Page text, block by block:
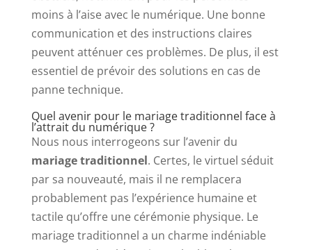
moins à l’aise avec le numérique. Une bonne
communication et des instructions claires
peuvent atténuer ces problèmes. De plus, il est
essentiel de prévoir des solutions en cas de
panne technique.
Quel avenir pour le mariage traditionnel face à
l’attrait du numérique ?
Nous nous interrogeons sur l’avenir du
mariage traditionnel. Certes, le virtuel séduit
par sa nouveauté, mais il ne remplacera
probablement pas l’expérience humaine et
tactile qu’offre une cérémonie physique. Le
mariage traditionnel a un charme indéniable